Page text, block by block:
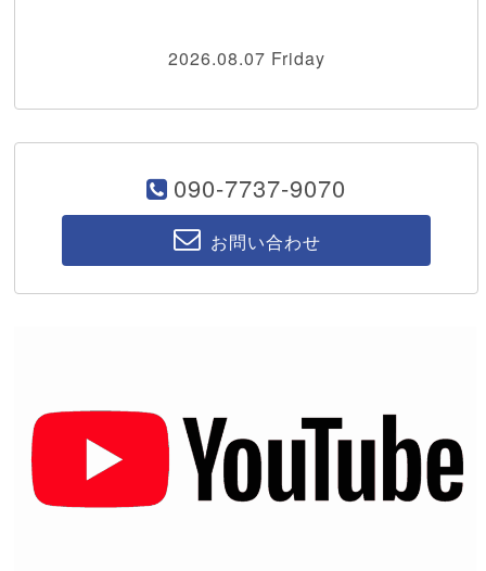
2026.08.07 Friday
090-7737-9070
お問い合わせ